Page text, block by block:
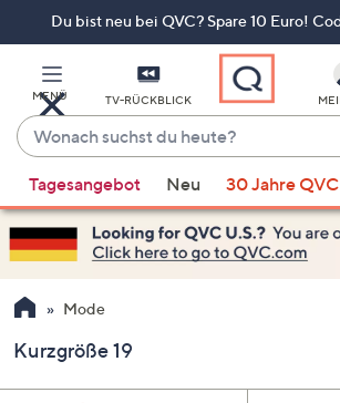
Du bist neu bei QVC? Spare 10 Euro!
MENÜ TV-RÜCKBLICK
Wonach
suchst
du
heute?
Vorschläge
verfügbar
sind,
verwenden
Sie
Pfeiltasten
nach
Tagesangebot Neu 30 Jahre QVC
Mode
Kurzgröße 19